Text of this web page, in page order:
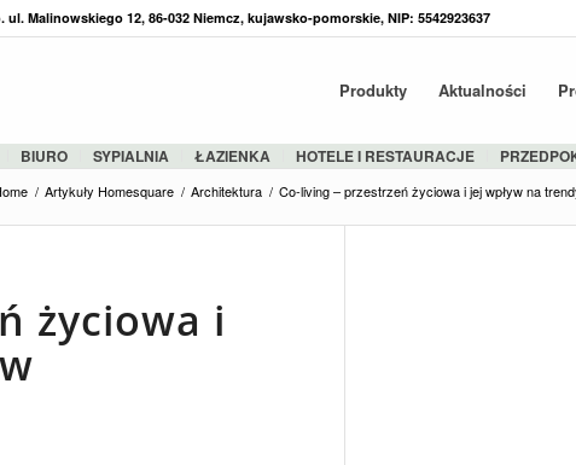
Malinowskiego 12, 86-032 Niemcz, kujawsko-pomorskie, NIP: 5542923637
Produkty Aktualności
BIURO SYPIALNIA ŁAZIENKA HOTELE I RESTAURACJE
/ Artykuły Homesquare / Architektura / Co-living – przestrzeń życiowa i jej wpływ na
życiowa i